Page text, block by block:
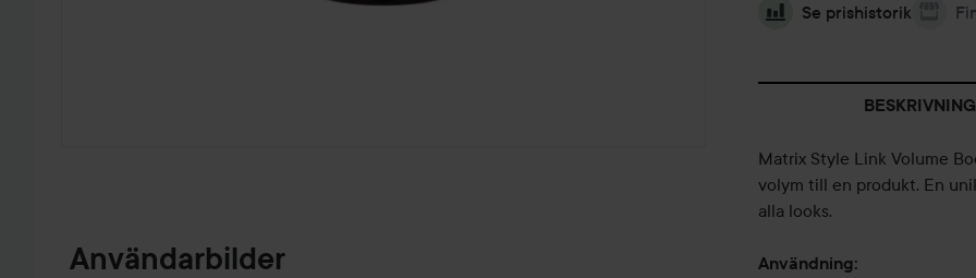
Användarbilder
Se prishistorik
BESKRIVNING
Matrix Style Link Volume
volym till en produkt. En
alla looks.
Användning: